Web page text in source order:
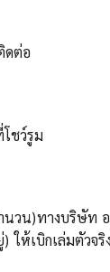
ดต่อ
ชว์รูม
น)ทางบริษัท
เบิกเล่มตัวจริ